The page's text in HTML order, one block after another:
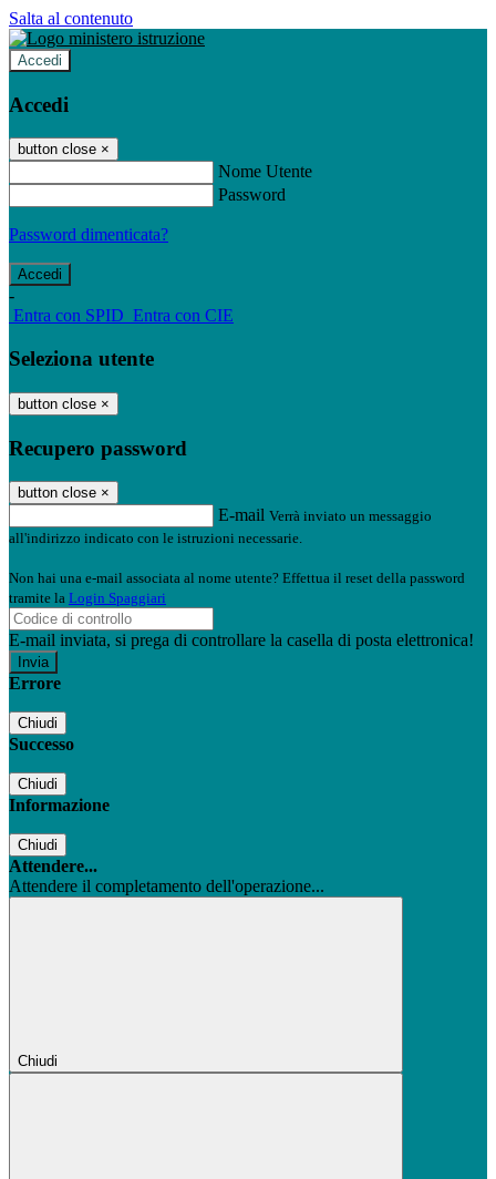
Salta al contenuto
Accedi
Accedi
button close ×
Nome Utente
Password
Password dimenticata?
-
Entra con SPID Entra con CIE
Seleziona utente
button close ×
Recupero password
button close ×
E-mail Verrà inviato un messaggio
all'indirizzo indicato con le istruzioni necessarie.
Non hai una e-mail associata al nome utente? Effettua il reset della password
tramite la Login Spaggiari
E-mail inviata, si prega di controllare la casella di posta elettronica!
Errore
Chiudi
Successo
Chiudi
Informazione
Chiudi
Attendere...
Attendere il completamento dell'operazione...
Chiudi